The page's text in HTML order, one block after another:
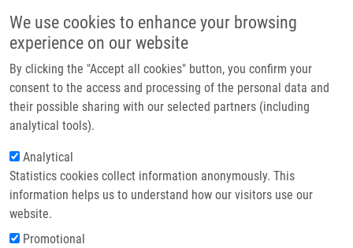
We use cookies to enhance your browsing
experience on our website
By clicking the "Accept all cookies" button, you confirm your
consent to the access and processing of the personal data and
their possible sharing with our selected partners (including
analytical tools).
Analytical
Statistics cookies collect information anonymously. This
information helps us to understand how our visitors use our
website.
Promotional
Header image
Drobečková navigace
Domů